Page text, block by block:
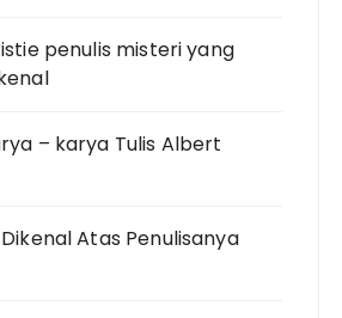
penulis misteri yang
– karya Tulis Albert
Atas Penulisanya